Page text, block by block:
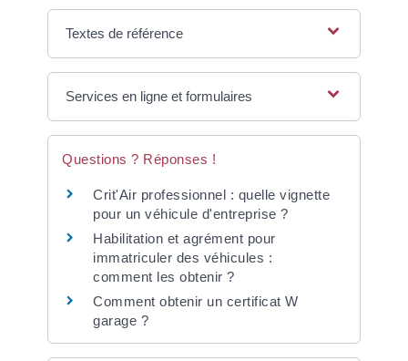
Textes de référence
Services en ligne et formulaires
Questions ? Réponses !
Crit'Air professionnel : quelle vignette
pour un véhicule d'entreprise ?
Habilitation et agrément pour
immatriculer des véhicules :
comment les obtenir ?
Comment obtenir un certificat W
garage ?